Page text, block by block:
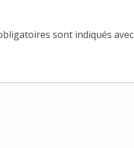
sont indiqués avec